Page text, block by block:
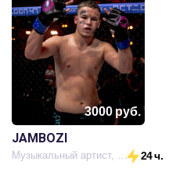
3000руб.
JAMBOZI
Музыкальный артист, боец кулачных боёв,блоггер 24 ч.